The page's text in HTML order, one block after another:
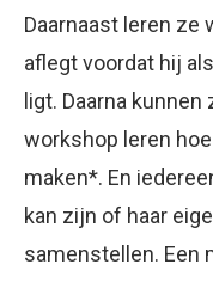
Daarnaast leren ze
aflegt voordat hij
ligt. Daarna
workshop leren
maken*. En
kan zijn of haar
samenstellen. Een